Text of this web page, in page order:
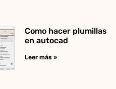
Como hacer plumillas
en autocad
Leer más »